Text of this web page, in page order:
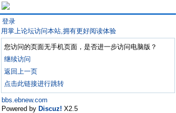
登录
用掌上论坛访问本站,拥有更好阅读体验
您访问的页面无手机页面，是否进一步访问电脑版？
继续访问
返回上一页
点击此链接进行跳转
bbs.ebnew.com
Powered by Discuz! X2.5